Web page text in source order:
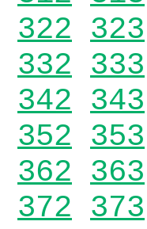
322 323
332 333
342 343
352 353
362 363
372 373